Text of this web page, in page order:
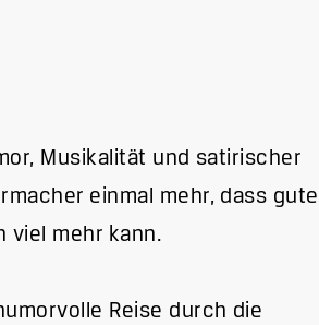
Musikalität und satirischer
einmal mehr, dass gute
viel mehr kann.
Reise durch die